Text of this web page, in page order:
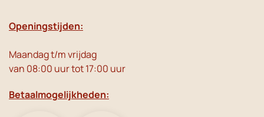
Openingstijden:
Maandag t/m vrijdag
van 08:00 uur tot 17:00 uur
Betaalmogelijkheden: